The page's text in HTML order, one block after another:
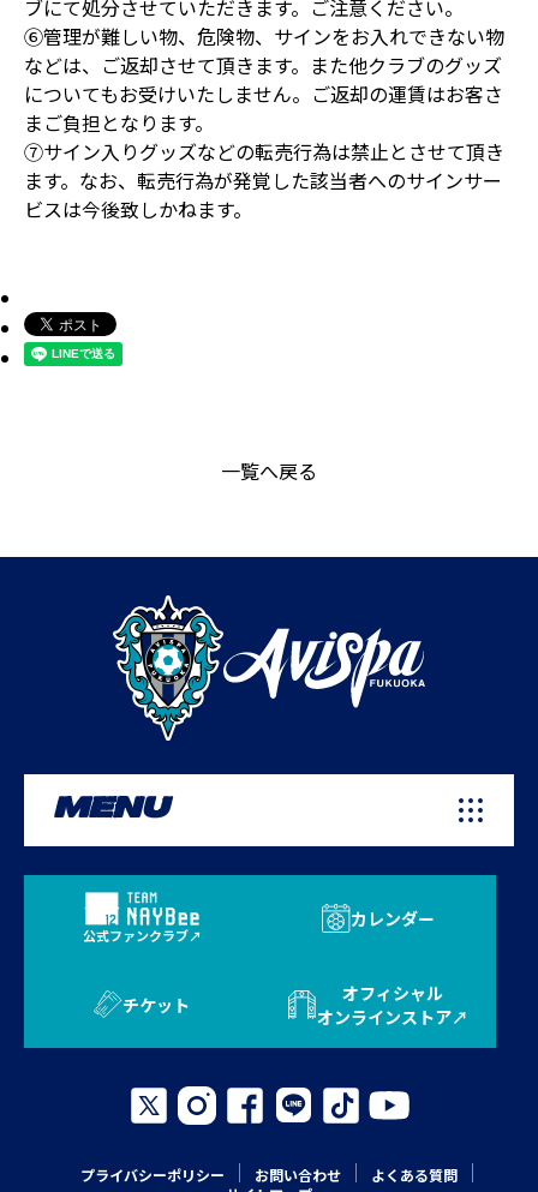
ブにて処分させていただきます。ご注意ください。
⑥管理が難しい物、危険物、サインをお入れできない物
などは、ご返却させて頂きます。また他クラブのグッズ
についてもお受けいたしません。ご返却の運賃はお客さ
まご負担となります。
⑦サイン入りグッズなどの転売行為は禁止とさせて頂き
ます。なお、転売行為が発覚した該当者へのサインサー
ビスは今後致しかねます。
一覧へ戻る
MENU
公式ファンクラブ
カレンダー
チケット
オフィシャル
オンラインストア
プライバシーポリシー お問い合わせ
よくある質問